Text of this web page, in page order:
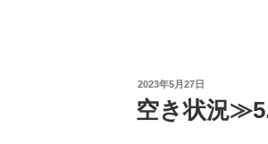
投
稿
日:
2023年5月27日
空き状況